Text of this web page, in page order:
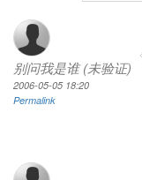
别问我是谁 (未验证)
2006-05-05 18:20
Permalink